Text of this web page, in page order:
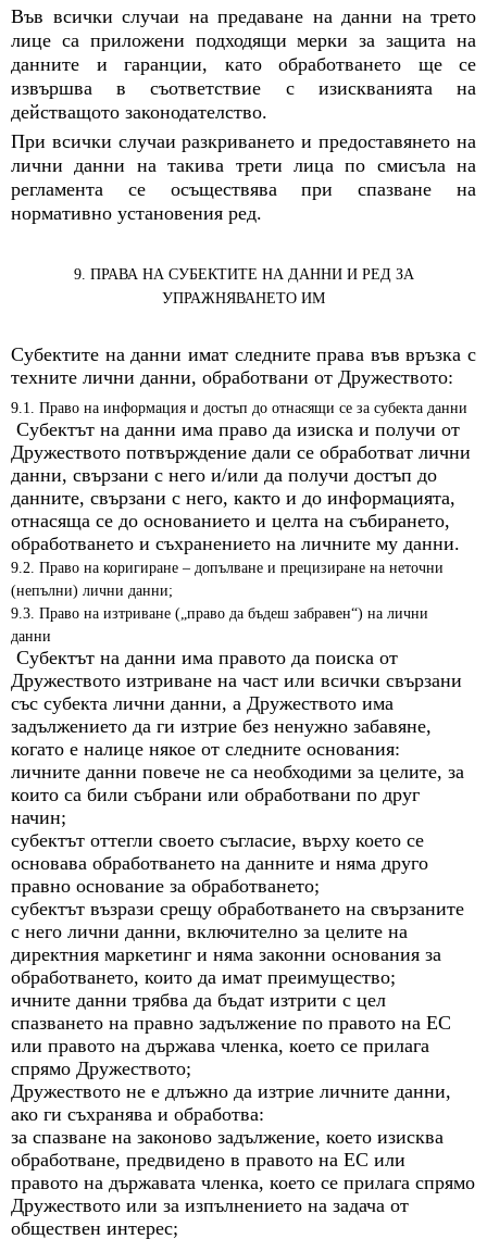
Във всички случаи на предаване на данни на трето
лице са приложени подходящи мерки за защита на
данните и гаранции, като обработването ще се
извършва в съответствие с изискванията на
действащото законодателство.
При всички случаи разкриването и предоставянето на
лични данни на такива трети лица по смисъла на
регламента се осъществява при спазване на
нормативно установения ред.
9. ПРАВА НА СУБЕКТИТЕ НА ДАННИ И РЕД ЗА
УПРАЖНЯВАНЕТО ИМ
Субектите на данни имат следните права във връзка с
техните лични данни, обработвани от Дружеството:
9.1. Право на информация и достъп до отнасящи се за субекта данни
Субектът на данни има право да изиска и получи от
Дружеството потвърждение дали се обработват лични
данни, свързани с него и/или да получи достъп до
данните, свързани с него, както и до информацията,
отнасяща се до основанието и целта на събирането,
обработването и съхранението на личните му данни.
9.2. Право на коригиране – допълване и прецизиране на неточни
(непълни) лични данни;
9.3. Право на изтриване („право да бъдеш забравен“) на лични
данни
Субектът на данни има правото да поиска от
Дружеството изтриване на част или всички свързани
със субекта лични данни, а Дружеството има
задължението да ги изтрие без ненужно забавяне,
когато е налице някое от следните основания:
личните данни повече не са необходими за целите, за
които са били събрани или обработвани по друг
начин;
субектът оттегли своето съгласие, върху което се
основава обработването на данните и няма друго
правно основание за обработването;
субектът възрази срещу обработването на свързаните
с него лични данни, включително за целите на
директния маркетинг и няма законни основания за
обработването, които да имат преимущество;
ичните данни трябва да бъдат изтрити с цел
спазването на правно задължение по правото на ЕС
или правото на държава членка, което се прилага
спрямо Дружеството;
Дружеството не е длъжно да изтрие личните данни,
ако ги съхранява и обработва:
за спазване на законово задължение, което изисква
обработване, предвидено в правото на ЕС или
правото на държавата членка, което се прилага спрямо
Дружеството или за изпълнението на задача от
обществен интерес;